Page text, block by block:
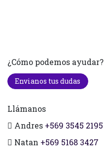
¿Cómo podemos ayudar?
Envianos tus dudas
Llámanos
Andres +569 3545 2195
Natan +569 5168 3427